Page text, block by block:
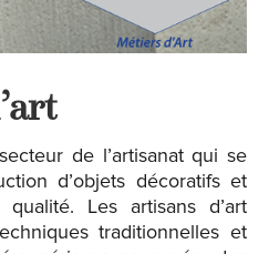
de l’artisanat qui se
d’objets décoratifs et
Les artisans d’art
traditionnelles et